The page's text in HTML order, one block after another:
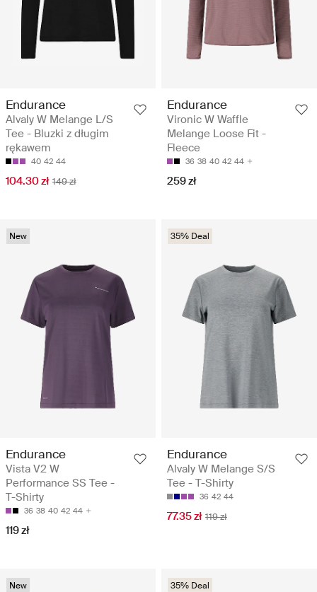
Endurance
Alvaly W Melange L/S
Tee - Bluzki z długim
rękawem
40 42 44
104.30 zł 149 zł
Endurance
Vironic W Waffle
Melange Loose Fit -
Fleece
36 38 40 42 44
259 zł
New
Endurance
Vista V2 W
Performance SS Tee -
T-Shirty
36 38 40 42 44
119 zł
35% Deal
Endurance
Alvaly W Melange S/S
Tee - T-Shirty
36 42 44
77.35 zł 119 zł
New 35% Deal